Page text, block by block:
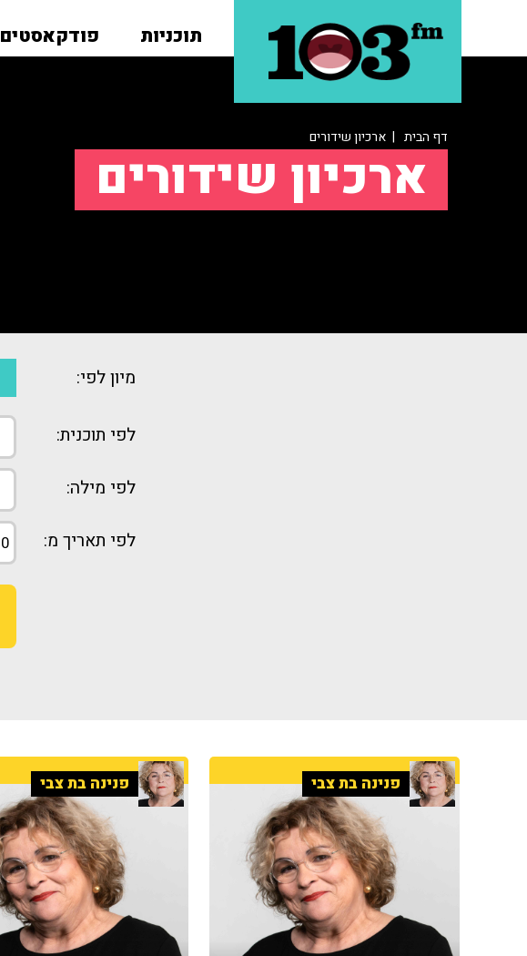
תוכניות פודקאסטים
דף הבית | ארכיון שידורים
ארכיון שידורים
מיון לפי:
לפי תוכנית:
לפי מילה:
לפי תאריך מ:
פנינה בת צבי פנינה בת צבי